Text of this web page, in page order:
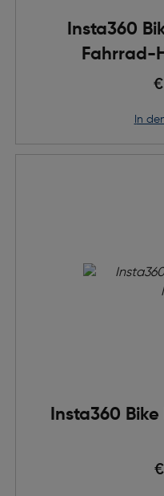
Insta360
Fahrrad-
in
Insta360